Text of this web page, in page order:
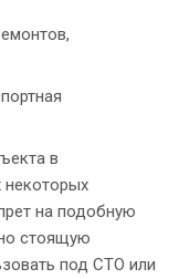
в
некоторых
на подобную
стоящую
под СТО или